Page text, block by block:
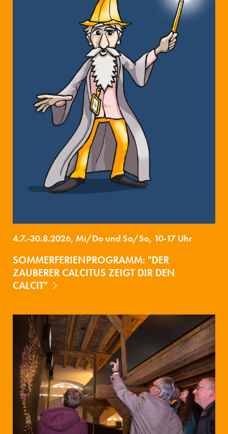
4.7.-30.8.2026, Mi/Do und Sa/So, 10-17 Uhr
SOMMERFERIENPROGRAMM: "DER
ZAUBERER CALCITUS ZEIGT DIR DEN
CALCIT"